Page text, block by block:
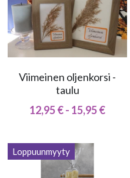
Kaikki tuotteet
Uudet tuotteet
Viimeinen oljenkorsi -
taulu
12,95 € - 15,95 €
Loppuunmyyty